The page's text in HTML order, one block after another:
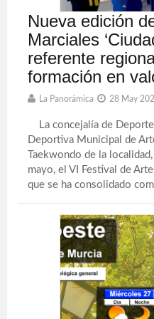
Nueva edición
Marciales
referente
formación en
La Panorámica 28 May
La concejalía de
Deportiva Municipal de
Taekwondo de la
mayo, el VI Festival de
que se ha consolidado